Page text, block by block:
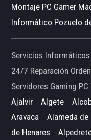
Montaje PC Gamer
Informático Pozuelo
Servicios
24/7 Reparación
Servidores Gaming
Ajalvir
Algete
Aravaca
Alameda de
de Henares